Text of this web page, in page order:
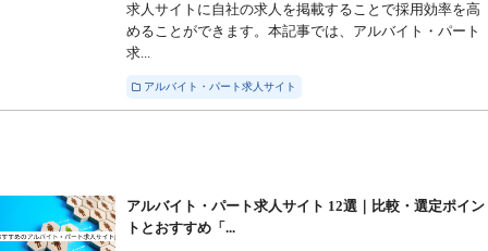
求人サイトに自社の求人を掲載することで採用効率を高
めることができます。本記事では、アルバイト・パート
求...
アルバイト・パート求人サイト
アルバイト・パート求人サイト 12選｜比較・選定ポイン
トとおすすめ「...